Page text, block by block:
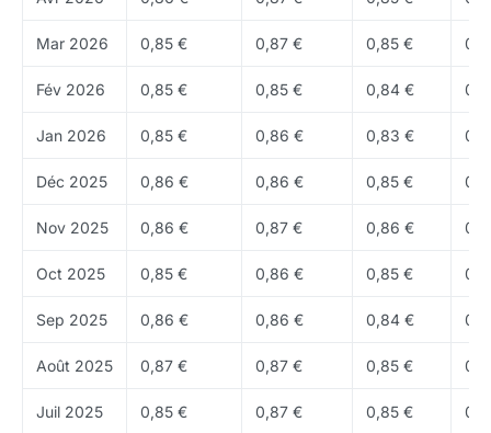
Tokenomics de MNEE
pas de supply maximale fixe. L offre augmente ou
diminue selon les creations et rachats. Actuellement,
sujet n est pas la rarete, mais la qualite des reserves,
la transparence et la profondeur de marche.
Prix et historique
. Le marche surveille surtout la qualite des reserves,
la liquidite, les attestations et la vitesse de retour au
USD Stablecoin est de
0,9996 $ (environ0,8611 €
Mar 2026 0,85 € 0,87 € 0,85 €
Fév 2026 0,85 € 0,85 € 0,84 €
Jan 2026 0,85 € 0,86 € 0,83 €
Déc 2025 0,86 € 0,86 € 0,85 €
Nov 2025 0,86 € 0,87 € 0,86 €
Oct 2025 0,85 € 0,86 € 0,85 €
Sep 2025 0,86 € 0,86 € 0,84 €
Août 2025 0,87 € 0,87 € 0,85 €
Juil 2025 0,85 € 0,87 € 0,85 €